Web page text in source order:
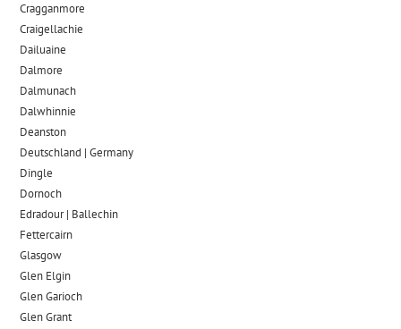
Cragganmore
Craigellachie
Dailuaine
Dalmore​
Dalmunach
Dalwhinnie
Deanston
Deutschland | Germany
Dingle
Dornoch
Edradour | Ballechin
Fettercairn
Glasgow
Glen Elgin
Glen Garioch
Glen Grant